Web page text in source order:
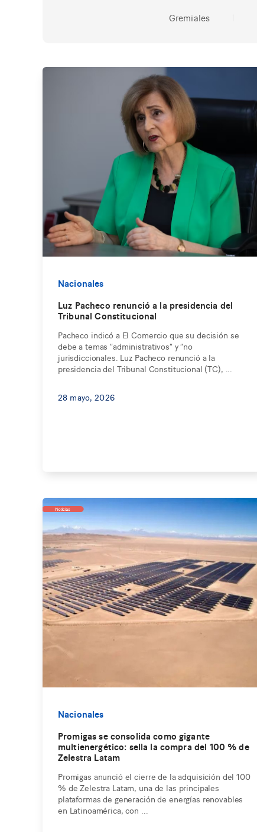
Gremiales
Nacionales
Luz Pacheco renunció a la presidencia del
Tribunal Constitucional
Pacheco indicó a El Comercio que su decisión se
debe a temas “administrativos” y “no
jurisdiccionales. Luz Pacheco renunció a la
presidencia del Tribunal Constitucional (TC), ...
28 mayo, 2026
Nacionales
Promigas se consolida como gigante
multienergético: sella la compra del 100 % de
Zelestra Latam
Promigas anunció el cierre de la adquisición del 100
% de Zelestra Latam, una de las principales
plataformas de generación de energías renovables
en Latinoamérica, con ...